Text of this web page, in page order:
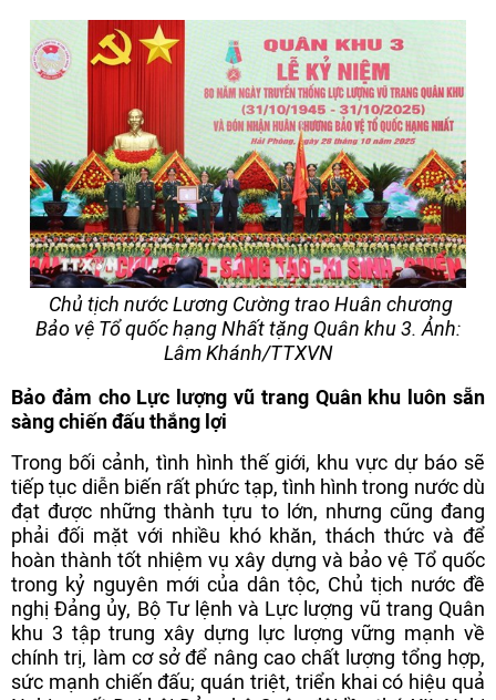
Chủ tịch nước Lương Cường trao Huân chương
Bảo vệ Tổ quốc hạng Nhất tặng Quân khu 3. Ảnh:
Lâm Khánh/TTXVN
Bảo đảm cho Lực lượng vũ trang Quân khu luôn sẵn
sàng chiến đấu thắng lợi
Trong bối cảnh, tình hình thế giới, khu vực dự báo sẽ
tiếp tục diễn biến rất phức tạp, tình hình trong nước dù
đạt được những thành tựu to lớn, nhưng cũng đang
phải đối mặt với nhiều khó khăn, thách thức và để
hoàn thành tốt nhiệm vụ xây dựng và bảo vệ Tổ quốc
trong kỷ nguyên mới của dân tộc, Chủ tịch nước đề
nghị Đảng ủy, Bộ Tư lệnh và Lực lượng vũ trang Quân
khu 3 tập trung xây dựng lực lượng vững mạnh về
chính trị, làm cơ sở để nâng cao chất lượng tổng hợp,
sức mạnh chiến đấu; quán triệt, triển khai có hiệu quả